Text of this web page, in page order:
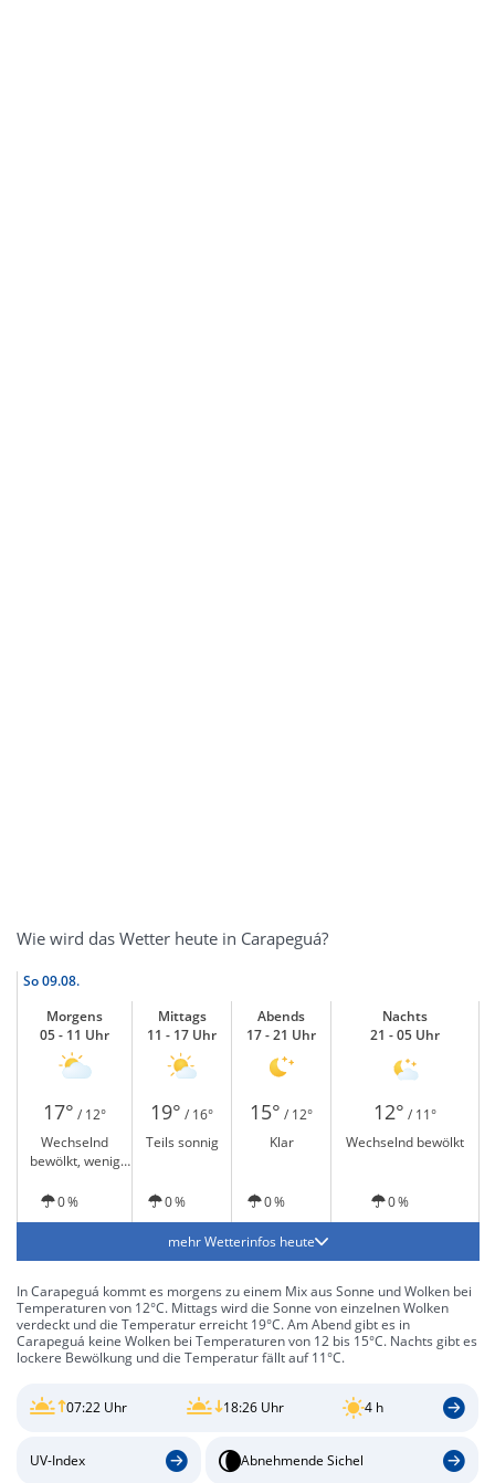
Wie wird das Wetter heute in Carapeguá?
So09.08.
Morgens
05 - 11 Uhr
Mittags
11 - 17 Uhr
Abends
17 - 21 Uhr
Nachts
21 - 05 Uhr
17° / 12° 19° / 16° 15° / 12° 12° / 11°
Wechselnd
bewölkt, wenig
Teils sonnig Klar Wechselnd bewölkt
0 % 0 % 0 % 0 %
mehr Wetterinfos heute
In Carapeguá kommt es morgens zu einem Mix aus Sonne und Wolken bei
Temperaturen von 12°C. Mittags wird die Sonne von einzelnen Wolken
verdeckt und die Temperatur erreicht 19°C. Am Abend gibt es in
Carapeguá keine Wolken bei Temperaturen von 12 bis 15°C. Nachts gibt es
lockere Bewölkung und die Temperatur fällt auf 11°C.
07:22 Uhr 18:26 Uhr 4 h
UV-Index Abnehmende Sichel